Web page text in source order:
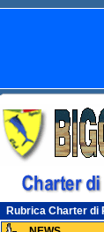
Rubrica Charter di